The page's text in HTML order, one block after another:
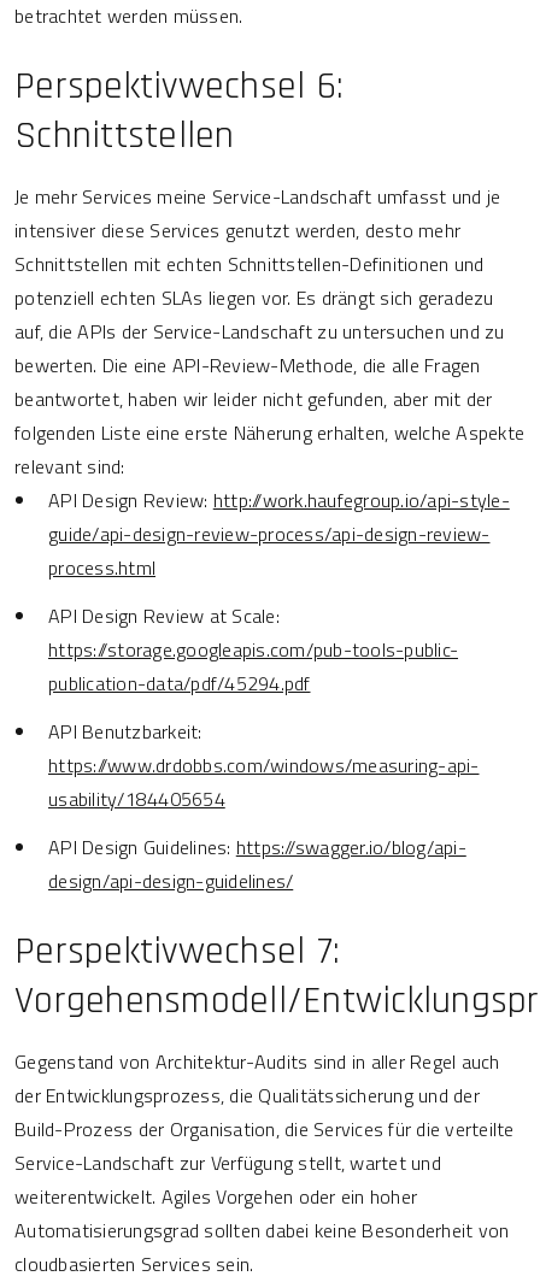
betrachtet werden müssen.
Perspektivwechsel 6:
Schnittstellen
Je mehr Services meine Service-Landschaft umfasst und je
intensiver diese Services genutzt werden, desto mehr
Schnittstellen mit echten Schnittstellen-Definitionen und
potenziell echten SLAs liegen vor. Es drängt sich geradezu
auf, die APIs der Service-Landschaft zu untersuchen und zu
bewerten. Die eine API-Review-Methode, die alle Fragen
beantwortet, haben wir leider nicht gefunden, aber mit der
folgenden Liste eine erste Näherung erhalten, welche Aspekte
relevant sind:
API Design Review: http://work.haufegroup.io/api-style-
guide/api-design-review-process/api-design-review-
process.html
API Design Review at Scale:
https://storage.googleapis.com/pub-tools-public-
publication-data/pdf/45294.pdf
API Benutzbarkeit:
https://www.drdobbs.com/windows/measuring-api-
usability/184405654
API Design Guidelines: https://swagger.io/blog/api-
design/api-design-guidelines/
Perspektivwechsel 7:
Vorgehensmodell/
Gegenstand von Architektur-Audits sind in aller Regel auch
der Entwicklungsprozess, die Qualitätssicherung und der
Build-Prozess der Organisation, die Services für die verteilte
Service-Landschaft zur Verfügung stellt, wartet und
weiterentwickelt. Agiles Vorgehen oder ein hoher
Automatisierungsgrad sollten dabei keine Besonderheit von
cloudbasierten Services sein.